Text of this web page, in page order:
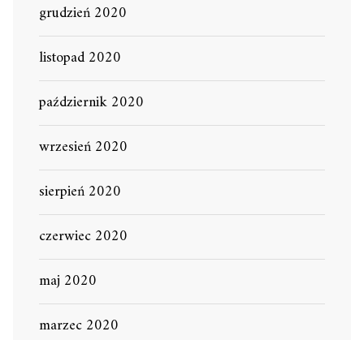
grudzień 2020
listopad 2020
październik 2020
wrzesień 2020
sierpień 2020
czerwiec 2020
maj 2020
marzec 2020